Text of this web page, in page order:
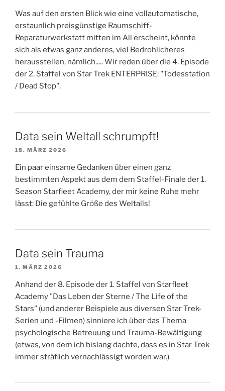
Was auf den ersten Blick wie eine vollautomatische,
erstaunlich preisgünstige Raumschiff-
Reparaturwerkstatt mitten im All erscheint, könnte
sich als etwas ganz anderes, viel Bedrohlicheres
herausstellen, nämlich..... Wir reden über die 4. Episode
der 2. Staffel von Star Trek ENTERPRISE: "Todesstation
/ Dead Stop".
Data sein Weltall schrumpft!
18. MÄRZ 2026
Ein paar einsame Gedanken über einen ganz
bestimmten Aspekt aus dem dem Staffel-Finale der 1.
Season Starfleet Academy, der mir keine Ruhe mehr
lässt: Die gefühlte Größe des Weltalls!
Data sein Trauma
1. MÄRZ 2026
Anhand der 8. Episode der 1. Staffel von Starfleet
Academy "Das Leben der Sterne / The Life of the
Stars" (und anderer Beispiele aus diversen Star Trek-
Serien und -Filmen) sinniere ich über das Thema
psychologische Betreuung und Trauma-Bewältigung
(etwas, von dem ich bislang dachte, dass es in Star Trek
immer sträflich vernachlässigt worden war.)